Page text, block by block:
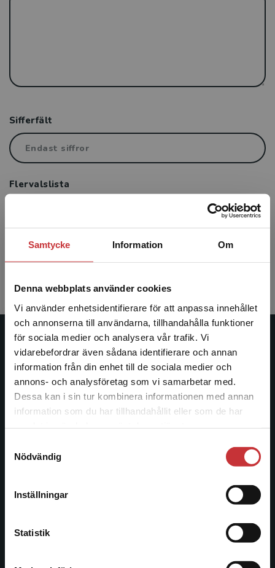
Samtycke Information Om
Denna webbplats använder cookies
Vi använder enhetsidentifierare för att anpassa innehållet
och annonserna till användarna, tillhandahålla funktioner
för sociala medier och analysera vår trafik. Vi
vidarebefordrar även sådana identifierare och annan
information från din enhet till de sociala medier och
annons- och analysföretag som vi samarbetar med.
Dessa kan i sin tur kombinera informationen med annan
information som du har tillhandahållit eller som de har
Nödvändig
Inställningar
Statistik
Begränsad fraktregion
Det verkar som att du besöker
studentlitteratur.se via en enhet utanför Sverige.
Vi erbjuder inte leveranser utanför Sverige. För
att kunna slutföra ett köp måste
Sifferfält
Flervalslista
Studentlitteratur
Studentlitteratur grundades 1963 och är idag Sveriges
ledande utbildningsförlag. Med läromedel, kurslitteratur,
facklitteratur, utbildningar och digitala
informationstjänster i utbudet, finns Studentlitteratur med
längs hela kunskapsresan.
Kontakta oss